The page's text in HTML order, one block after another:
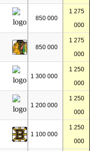
850 000
1 275
000
850 000
1 275
000
1 300 000
1 250
000
1 200 000
1 250
000
1 100 000
1 250
000